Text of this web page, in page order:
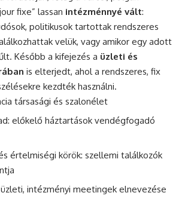
fixe” lassan intézménnyé vált:
politikusok tartottak rendszeres
velük, vagy amikor egy adott
Később a kifejezés a üzleti és
is elterjedt, ahol a rendszeres, fix
kezdték használni.
társasági és szalonélet
előkelő háztartások vendégfogadó
értelmiségi körök: szellemi találkozók
üzleti, intézményi meetingek elnevezése